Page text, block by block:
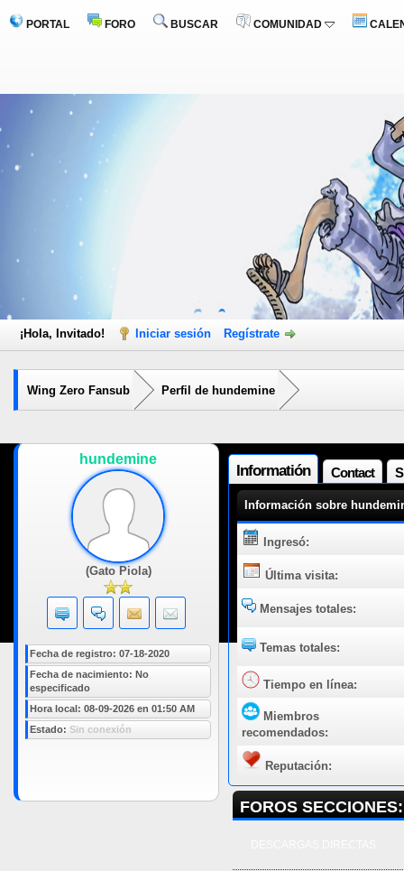
PORTAL FORO BUSCAR COMUNIDAD
¡Hola, Invitado! Iniciar sesión Regístrate
Wing Zero Fansub Perfil de hundemine
hundemine
(Gato Piola)
Fecha de registro: 07-18-2020
Fecha de nacimiento: No
especificado
Hora local: 08-09-2026 en 01:50 AM
Estado: Sin conexión
Informatión Contact
Información sobre
Ingresó:
Última visita:
Mensajes totales:
Temas totales:
Tiempo en línea:
Miembros
recomendados:
Reputación:
FOROS SECCIONES: